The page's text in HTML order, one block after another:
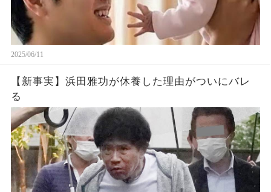
2025/06/11
【新事実】浜田雅功が休養した理由がついにバレ
る